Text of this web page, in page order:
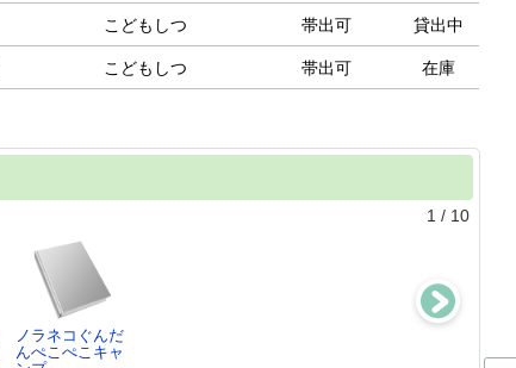
こどもしつ 帯出可 貸出中
こどもしつ 帯出可 在庫
1 / 10
ノラネコぐんだ
んぺこぺこキャ